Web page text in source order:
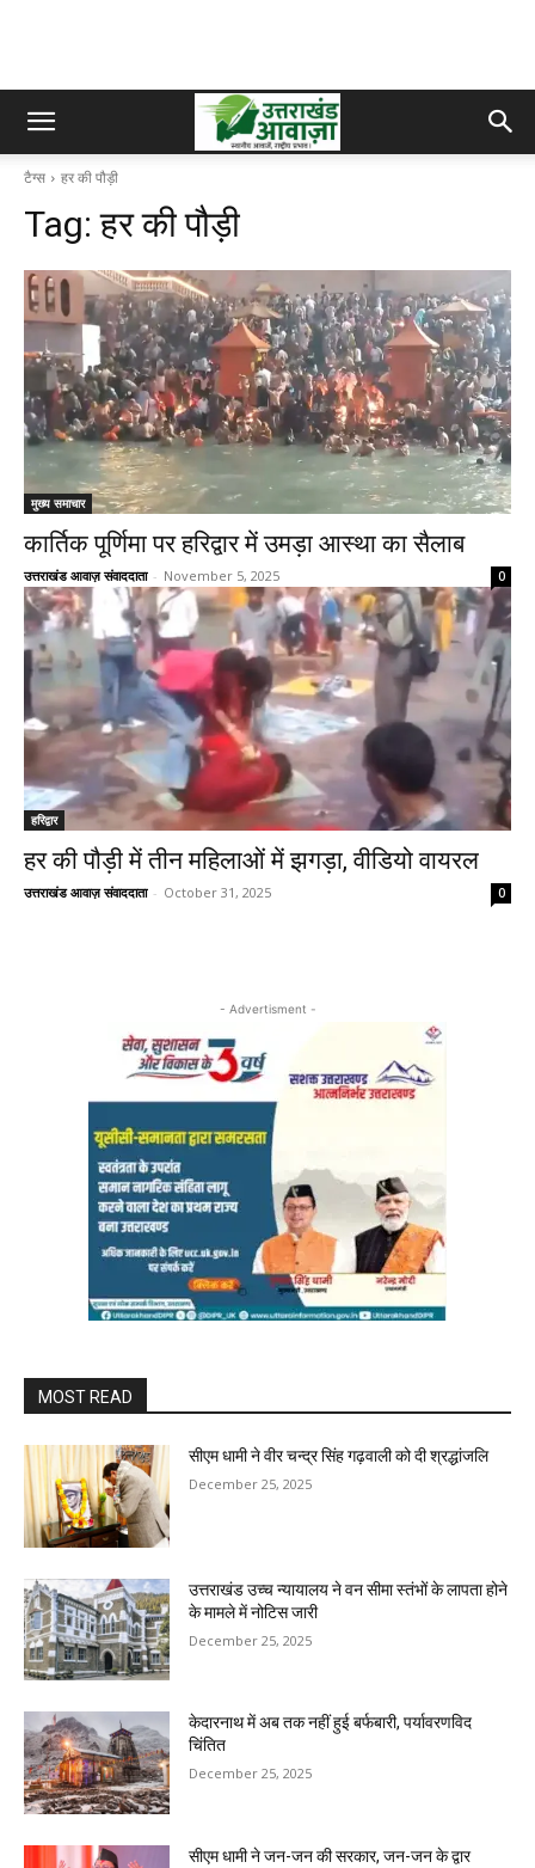
टैग्स हर की पौड़ी
Tag:हर की पौड़ी
मुख्य समाचार
कार्तिक पूर्णिमा पर हरिद्वार में उमड़ा आस्था का सैलाब
उत्तराखंड आवाज़ संवाददाता - November 5, 2025 0
हरिद्वार
हर की पौड़ी में तीन महिलाओं में झगड़ा, वीडियो वायरल
उत्तराखंड आवाज़ संवाददाता - October 31, 2025 0
- Advertisment -
MOST READ
सीएम धामी ने वीर चन्द्र सिंह गढ़वाली को दी श्रद्धांजलि
December 25, 2025
उत्तराखंड उच्च न्यायालय ने वन सीमा स्तंभों के लापता होने
के मामले में नोटिस जारी
December 25, 2025
केदारनाथ में अब तक नहीं हुई बर्फबारी, पर्यावरणविद
चिंतित
December 25, 2025
सीएम धामी ने जन-जन की सरकार, जन-जन के द्वार